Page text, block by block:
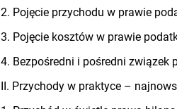
2. Pojęcie przychodu w prawie
3. Pojęcie kosztów w prawie
4. Bezpośredni i pośredni
II. Przychody w praktyce –